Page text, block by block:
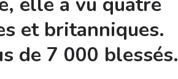
et britanniques.
de 7 000 blessés.